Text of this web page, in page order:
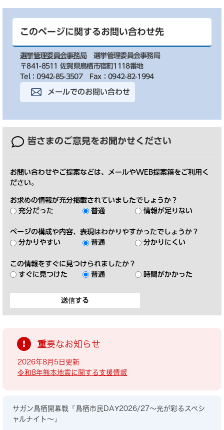
このページに関するお問い合わせ先
選挙管理委員会事務局
選挙管理委員会事務局
〒841-8511 佐賀県鳥栖市宿町1118番地
Tel：0942-85-3507
Fax：0942-82-1994
メールでのお問い合わせ
皆さまのご意見をお聞かせください
お問い合わせやご提案などは、メールやWEB提案箱をご利用く
ださい。
お求めの情報が充分掲載されていましたでしょうか？
充分だった
普通 情報が足りない
ページの構成や内容、表現はわかりやすかったでしょうか？
分かりやすい
普通 分かりにくい
この情報をすぐに見つけられましたか？
すぐに見つけた
普通 時間がかかった
重要なお知らせ
2026年8月5日更新
令和8年熊本地震に関する支援情報
サガン鳥栖開幕戦『鳥栖市民DAY2026/27～光が彩るスペシ
ャルナイト～』